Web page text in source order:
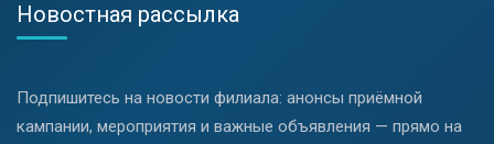
Новостная рассылка
Подпишитесь на новости филиала: анонсы приёмной
кампании, мероприятия и важные объявления — прямо на